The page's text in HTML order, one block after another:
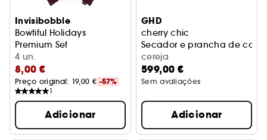
Invisibobble
Bowtiful Holidays
Premium Set
Coffret de acessórios para o cabelo
4 un.
8,00 €
Preço original: 19,00 € -57%
1
Adicionar
GHD
cherry chic
Secador e prancha de
cereja
599,00 €
Sem avaliações
Adicionar